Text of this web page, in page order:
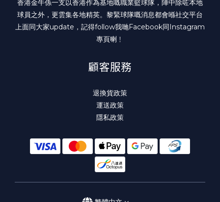
香港金牛係一支以香港作為基地嘅職業籃球隊，陣中除咗本地
球員之外，更雲集各地精英。黎緊球隊嘅消息都會喺社交平台
上面同大家update，記得follow我哋Facebook同Instagram
專頁喇﹗
顧客服務
退換貨政策
運送政策
隱私政策